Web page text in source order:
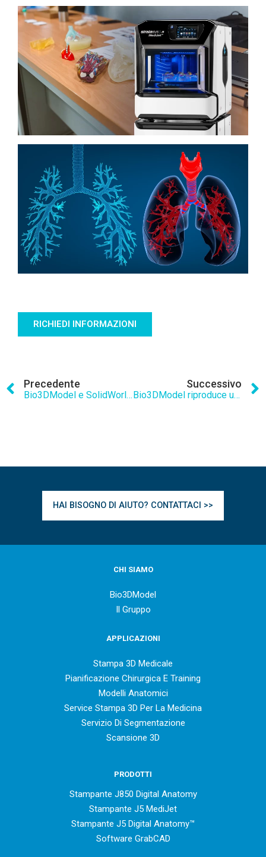
RICHIEDI INFORMAZIONI
Precedente
Bio3DModel e SolidWorld GROUP creano un nuovo simulatore aortico in 3D per accesso endovascolare
Successivo
Bio3DModel riproduce un cervello umano affetto da tumore in 3D
HAI BISOGNO DI AIUTO? CONTATTACI >>
CHI SIAMO
Bio3DModel
Il Gruppo
APPLICAZIONI
Stampa 3D Medicale
Pianificazione Chirurgica E Training
Modelli Anatomici
Service Stampa 3D Per La Medicina
Servizio Di Segmentazione
Scansione 3D
PRODOTTI
Stampante J850 Digital Anatomy
Stampante J5 MediJet
Stampante J5 Digital Anatomy™
Software GrabCAD